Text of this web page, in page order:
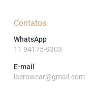
Contatos
WhatsApp
11 94175-9303
E-mail
lacrowear@gmail.com